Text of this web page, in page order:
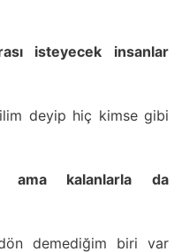
isteyecek insanlar
deyip hiç kimse gibi
ama kalanlarla da
demediğim biri var